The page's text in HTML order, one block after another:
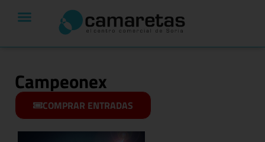
Campeonex
COMPRAR ENTRADAS